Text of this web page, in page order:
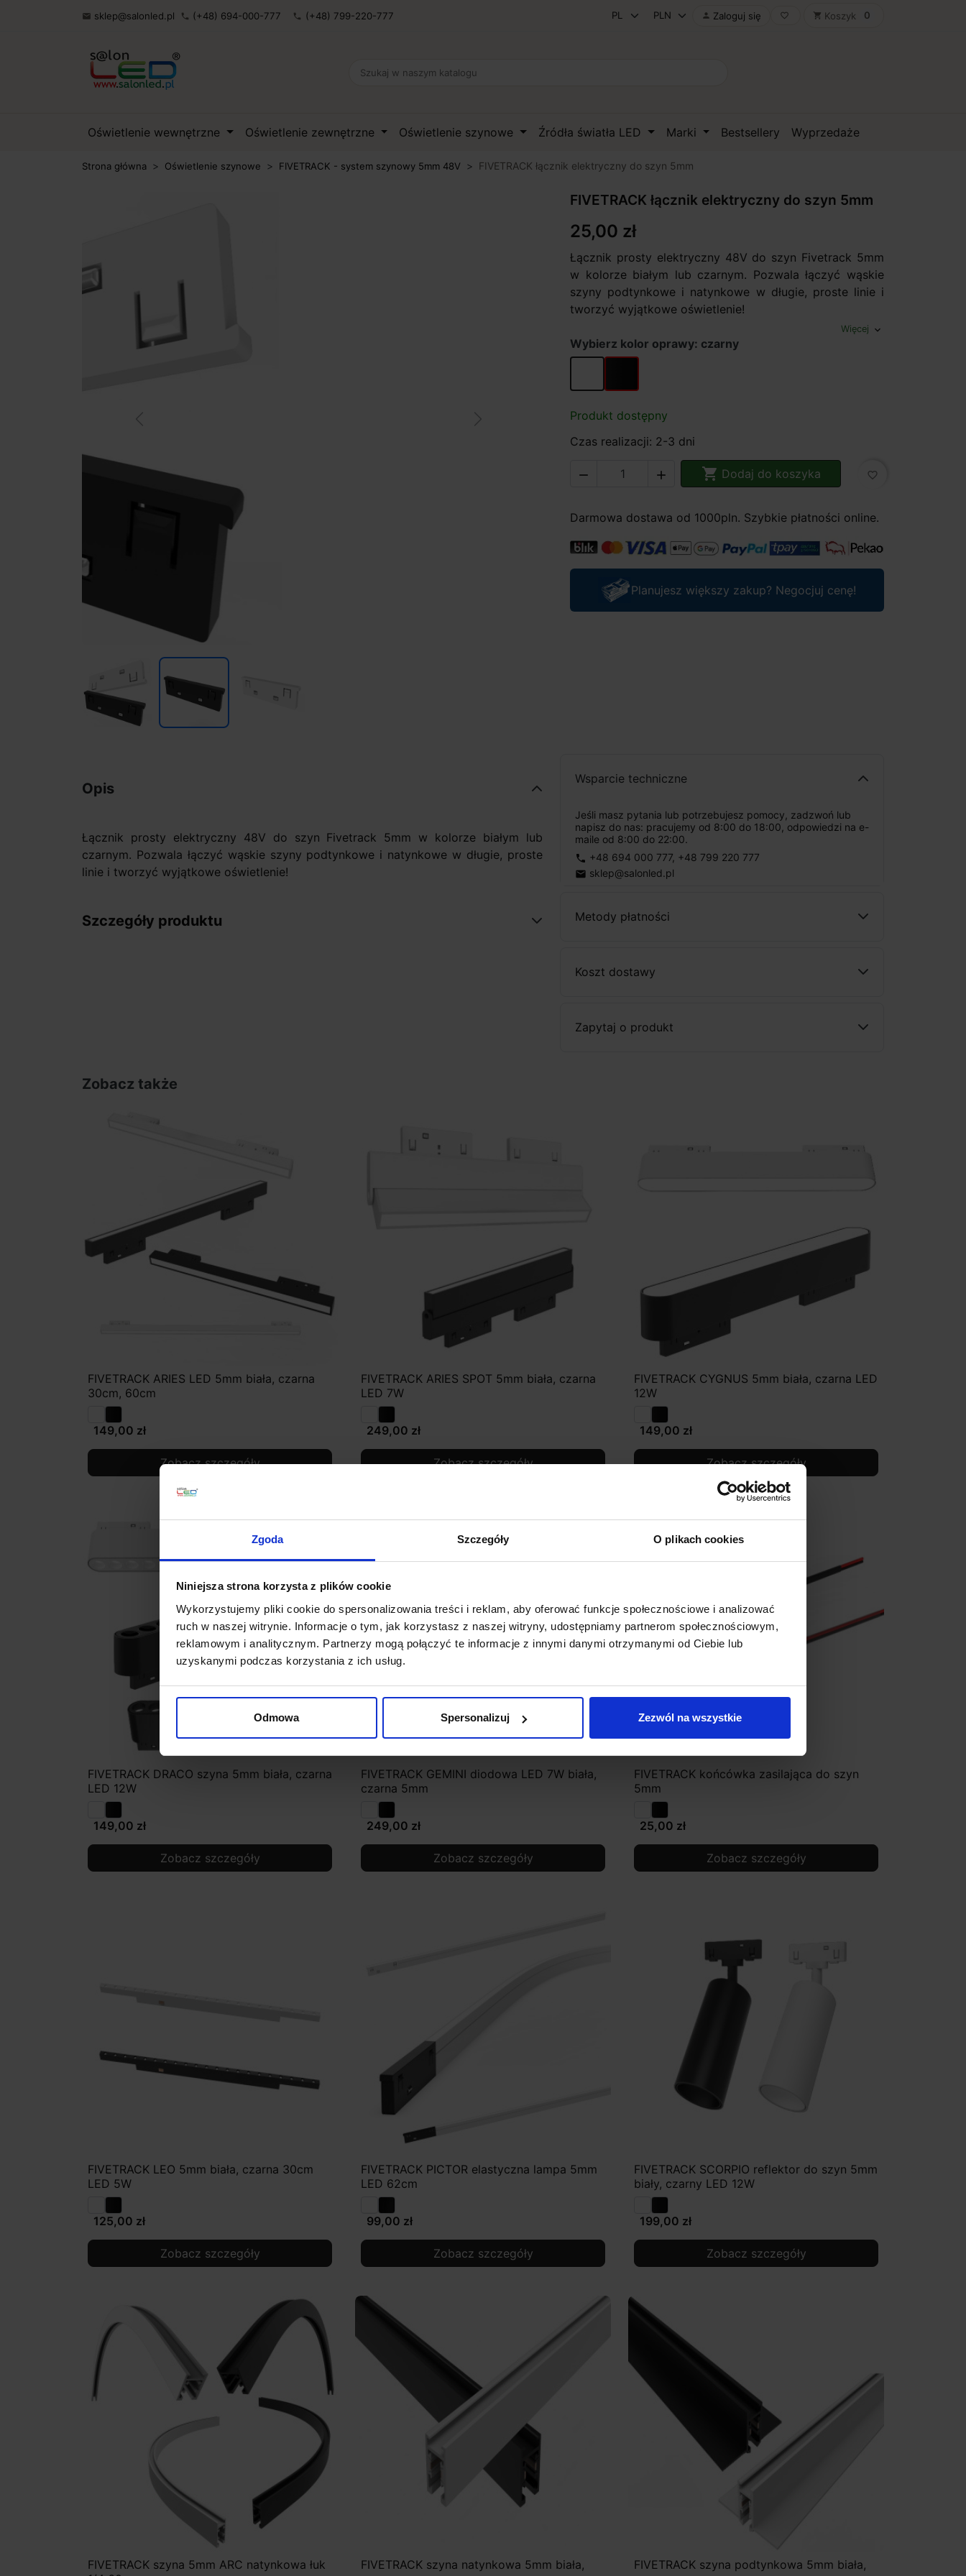
Zgoda Szczegóły O plikach cookies
Niniejsza strona korzysta z plików cookie
Wykorzystujemy pliki cookie do spersonalizowania treści i reklam, aby oferować funkcje społecznościowe i analizować
ruch w naszej witrynie. Informacje o tym, jak korzystasz z naszej witryny, udostępniamy partnerom społecznościowym,
reklamowym i analitycznym. Partnerzy mogą połączyć te informacje z innymi danymi otrzymanymi od Ciebie lub
uzyskanymi podczas korzystania z ich usług.
Odmowa Spersonalizuj Zezwól na wszystkie
 sklep@salonled.pl phone (+48) 694-000-777 phone (+48) 799-220-777  Zaloguj się favorite_border shopping_cart Koszyk 0
Oświetlenie wewnętrzne Oświetlenie zewnętrzne Oświetlenie szynowe Źródła światła LED Marki Bestsellery Wyprzedaże
Strona główna Oświetlenie szynowe FIVETRACK - system szynowy 5mm 48V FIVETRACK łącznik elektryczny do szyn 5mm
FIVETRACK łącznik elektryczny do szyn 5mm
25,00 zł
Łącznik prosty elektryczny 48V do szyn Fivetrack 5mm
w kolorze białym lub czarnym. Pozwala łączyć wąskie
szyny podtynkowe i natynkowe w długie, proste linie i
tworzyć wyjątkowe oświetlenie!
Więcej expand_more
Wybierz kolor oprawy: czarny
biały czarny
Produkt dostępny
Czas realizacji: 2-3 dni
   Dodaj do koszyka favorite_border
Darmowa dostawa od 1000pln. Szybkie płatności online.
Planujesz większy zakup? Negocjuj cenę!
Wsparcie techniczne
Jeśli masz pytania lub potrzebujesz pomocy, zadzwoń lub
napisz do nas: pracujemy od 8:00 do 18:00, odpowiedzi na e-
maile od 8:00 do 22:00.
phone +48 694 000 777, +48 799 220 777
email sklep@salonled.pl
Metody płatności
Koszt dostawy
Zapytaj o produkt
Opis
Łącznik prosty elektryczny 48V do szyn Fivetrack 5mm w kolorze białym lub
czarnym. Pozwala łączyć wąskie szyny podtynkowe i natynkowe w długie, proste
linie i tworzyć wyjątkowe oświetlenie!
Szczegóły produktu
Zobacz także
FIVETRACK ARIES LED 5mm biała, czarna
30cm, 60cm
149,00 zł
Zobacz szczegóły
FIVETRACK ARIES SPOT 5mm biała, czarna
LED 7W
249,00 zł
Zobacz szczegóły
FIVETRACK CYGNUS 5mm biała, czarna LED
12W
149,00 zł
Zobacz szczegóły
FIVETRACK DRACO szyna 5mm biała, czarna
LED 12W
149,00 zł
Zobacz szczegóły
FIVETRACK GEMINI diodowa LED 7W biała,
czarna 5mm
249,00 zł
Zobacz szczegóły
FIVETRACK końcówka zasilająca do szyn
5mm
25,00 zł
Zobacz szczegóły
FIVETRACK LEO 5mm biała, czarna 30cm
LED 5W
125,00 zł
Zobacz szczegóły
FIVETRACK PICTOR elastyczna lampa 5mm
LED 62cm
99,00 zł
Zobacz szczegóły
FIVETRACK SCORPIO reflektor do szyn 5mm
biały, czarny LED 12W
199,00 zł
Zobacz szczegóły
FIVETRACK szyna 5mm ARC natynkowa łuk
FIVETRACK szyna natynkowa 5mm biała,
FIVETRACK szyna podtynkowa 5mm biała,